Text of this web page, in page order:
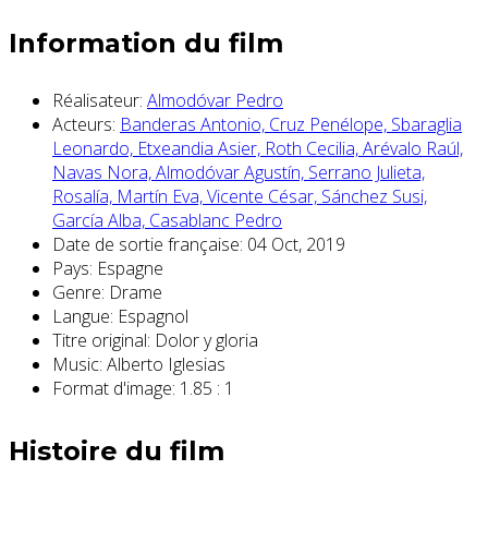
Information du film
Réalisateur: Almodóvar Pedro
Acteurs: Banderas Antonio, Cruz Penélope, Sbaraglia
Leonardo, Etxeandia Asier, Roth Cecilia,Arévalo Raúl,
Navas Nora,Almodóvar Agustín, Serrano Julieta,
Rosalía, Martín Eva,Vicente César, Sánchez Susi,
García Alba, Casablanc Pedro
Date de sortie française: 04 Oct, 2019
Pays: Espagne
Genre: Drame
Langue: Espagnol
Titre original: Dolor y gloria
Music: Alberto Iglesias
Format d'image: 1.85 : 1
Histoire du film